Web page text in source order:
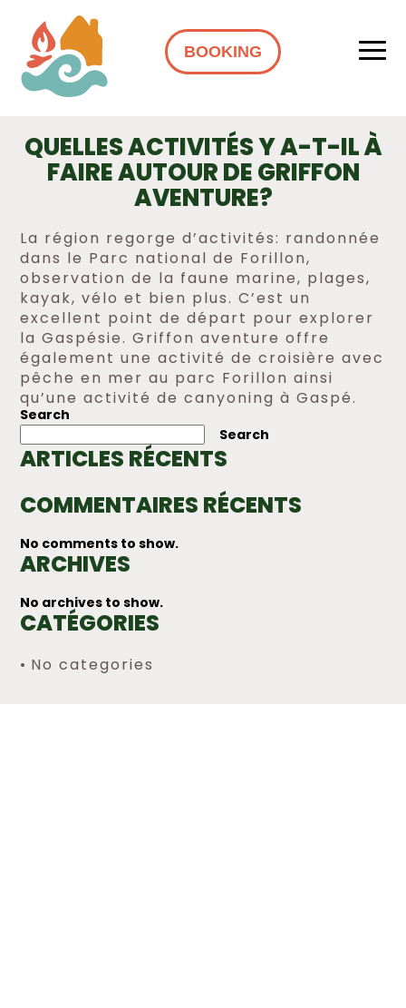
BOOKING
QUELLES ACTIVITÉS Y A-T-IL À
FAIRE AUTOUR DE GRIFFON
AVENTURE?
La région regorge d’activités: randonnée
dans le Parc national de Forillon,
observation de la faune marine, plages,
kayak, vélo et bien plus. C’est un
excellent point de départ pour explorer
la Gaspésie. Griffon aventure offre
également une activité de croisière avec
pêche en mer au parc Forillon ainsi
qu’une activité de canyoning à Gaspé.
POST
NAVIGATION
Search
Search
ARTICLES RÉCENTS
COMMENTAIRES RÉCENTS
No comments to show.
ARCHIVES
No archives to show.
CATÉGORIES
No categories